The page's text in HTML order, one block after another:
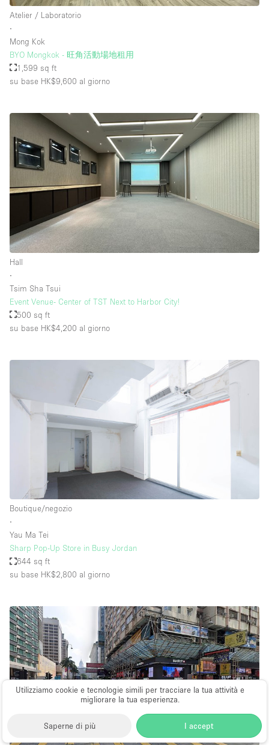
Utilizziamo cookie e tecnologie simili per tracciare la tua attività e
migliorare la tua esperienza.
Saperne di più I accept
Atelier / Laboratorio
∙
Mong Kok
BYO Mongkok - 旺角活動場地租用
1,599 sq ft
su base HK$9,600 al giorno
Hall
∙
Tsim Sha Tsui
Event Venue- Center of TST Next to Harbor City!
500 sq ft
su base HK$4,200 al giorno
Boutique/negozio
∙
Yau Ma Tei
Sharp Pop-Up Store in Busy Jordan
644 sq ft
su base HK$2,800 al giorno